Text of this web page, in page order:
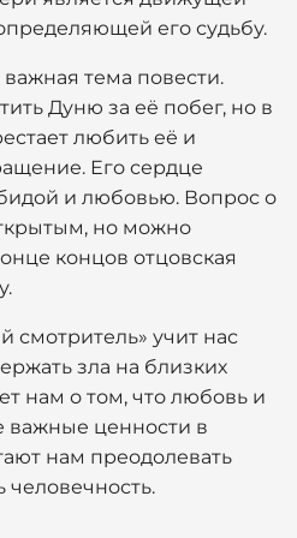
его судьбу.
тема повести.
Дуню за её побег, но в
любить её и
Его сердце
и любовью. Вопрос о
но можно
концов отцовская
смотритель» учит нас
зла на близких
нам о том, что любовь и
важные ценности в
нам преодолевать
человечность.